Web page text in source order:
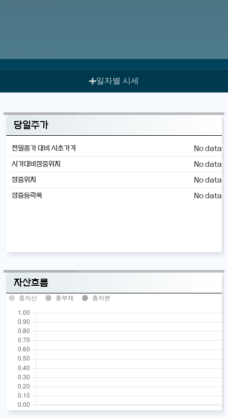
일자별 시세
당일주가
전일종가 대비 시초가격 No data
시가대비장중위치 No data
장중위치 No data
장중등락폭 No data
자산흐름
총자산 총부채 총자본